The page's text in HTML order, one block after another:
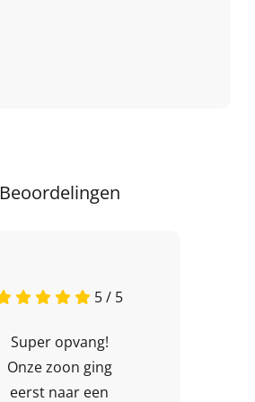
Beoordelingen
5 / 5
Super opvang!
Onze zoon ging
eerst naar een